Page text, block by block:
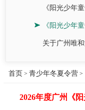
《阳光少年
《阳光少年
关于广州唯
首页 > 青少年冬夏令营>
2026年度广州《